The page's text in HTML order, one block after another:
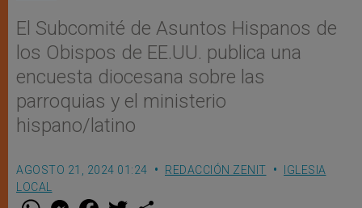
El Subcomité de Asuntos Hispanos de
los Obispos de EE.UU. publica una
encuesta diocesana sobre las
parroquias y el ministerio
hispano/latino
AGOSTO 21, 2024 01:24 REDACCIÓN ZENIT
IGLESIA
LOCAL
W M F